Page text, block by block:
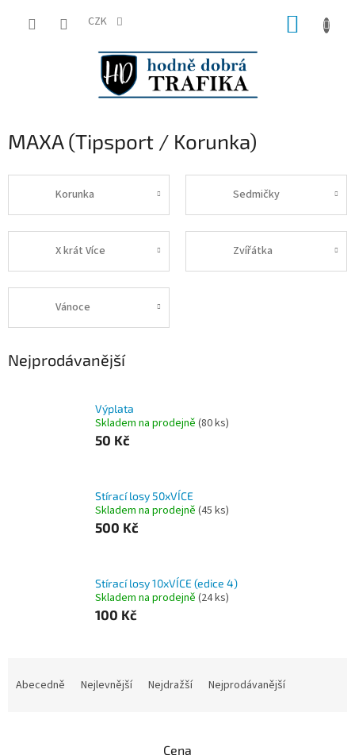
CZK
MAXA (Tipsport / Korunka)
Korunka Sedmičky
X krát Více Zvířátka
Vánoce
Nejprodávanější
Výplata
Skladem na prodejně (80 ks)
50 Kč
Stírací losy 50xVÍCE
Skladem na prodejně (45 ks)
500 Kč
Stírací losy 10xVÍCE (edice 4)
Skladem na prodejně (24 ks)
100 Kč
Abecedně Nejlevnější Nejdražší Nejprodávanější
Cena